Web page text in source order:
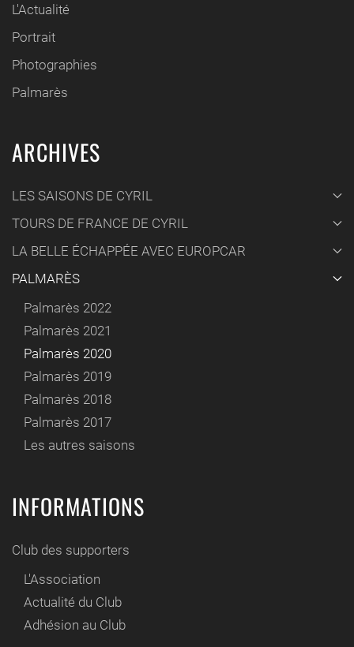
L'Actualité
Portrait
Photographies
Palmarès
ARCHIVES
LES SAISONS DE CYRIL
TOURS DE FRANCE DE CYRIL
LA BELLE ÉCHAPPÉE AVEC EUROPCAR
PALMARÈS
Palmarès 2022
Palmarès 2021
Palmarès 2020
Palmarès 2019
Palmarès 2018
Palmarès 2017
Les autres saisons
INFORMATIONS
Club des supporters
L'Association
Actualité du Club
Adhésion au Club